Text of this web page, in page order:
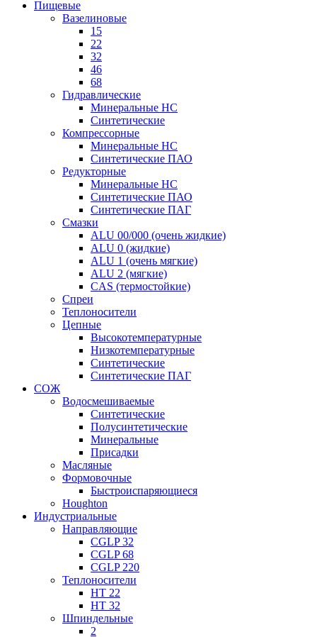
Пищевые
Вазелиновые
15
22
32
46
68
Гидравлические
Минеральные HC
Синтетические
Компрессорные
Минеральные HC
Синтетические ПАО
Редукторные
Минеральные HC
Синтетические ПАО
Синтетические ПАГ
Смазки
ALU 00/000 (очень жидкие)
ALU 0 (жидкие)
ALU 1 (очень мягкие)
ALU 2 (мягкие)
CAS (термостойкие)
Спреи
Теплоносители
Цепные
Высокотемпературные
Низкотемпературные
Синтетические
Синтетические ПАГ
СОЖ
Водосмешиваемые
Синтетические
Полусинтетические
Минеральные
Присадки
Масляные
Формовочные
Быстроиспаряющиеся
Houghton
Индустриальные
Направляющие
CGLP 32
CGLP 68
CGLP 220
Теплоносители
HT 22
HT 32
Шпиндельные
2